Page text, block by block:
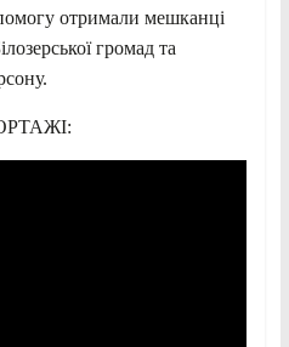
отримали мешканці
громад та